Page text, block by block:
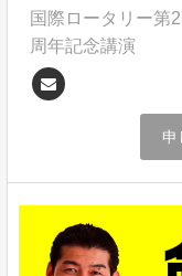
国際ロータリー第
周年記念講演
申